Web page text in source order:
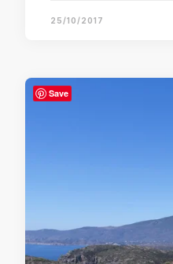
25/10/2017
Save